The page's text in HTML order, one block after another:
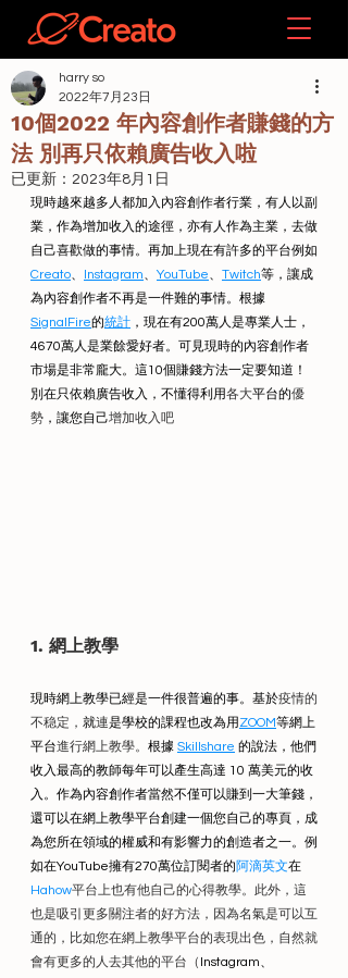
10個2022 年內容創作者賺錢的方
法 別再只依賴廣告收入啦
harry so
2022年7月23日
已更新： 2023年8月1日
現時越來越多人都加入內容創作者行業，有人以副
業，作為增加收入的途徑，亦有人作為主業，去做
自己喜歡做的事情。再加上現在有許多的平台例如
Creato、 Instagram、 YouTube、 Twitch等，讓成
為內容創作者不再是一件難的事情。根據
SignalFire的統計 ，現在有200萬人是專業人士，
4670萬人是業餘愛好者。可見現時的內容創作者
市場是非常龐大。這10個賺錢方法一定要知道！
別在只依賴廣告收入，不懂得利用各大平台的優
勢 ，讓您自己增加收入吧
1. 網上教學
現時網上教學已經是一件很普遍的事。基於疫情的
不稳定， 就連是學校的課程也改為用 ZOOM等網上
平台進行網上教學。 根據 Skillshare 的說法，他們
收入最高的教師每年可以產生高達 10 萬美元的收
入。作為內容創作者當然不僅可以賺到一大筆錢，
還可以在網上教學平台創建一個您自己的專頁，成
為您所在領域的權威和有影響力的創造者之一。例
如在YouTube擁有270萬位訂閱者的阿滴英文在
Hahow平台上也有他自己的心得教學。此外，這
也是吸引更多關注者的好方法，因為名氣是可以互
通的，比如您在網上教學平台的表現出色，自然就
會有更多的人去其他的平台（ Instagram、